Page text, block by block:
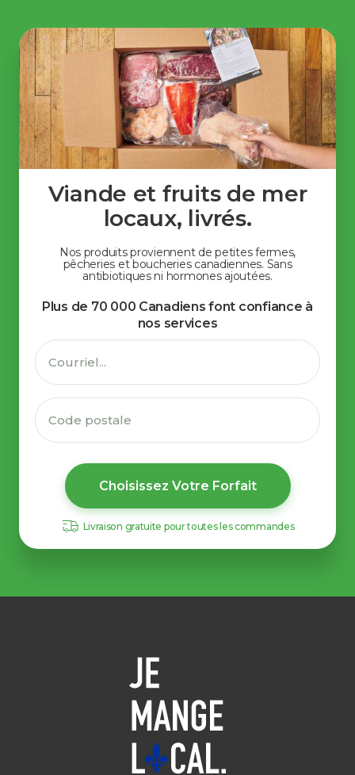
Viande et fruits de mer
locaux, livrés.
Nos produits proviennent de petites fermes,
pêcheries et boucheries canadiennes. Sans
antibiotiques ni hormones ajoutées.
Plus de 70 000 Canadiens font confiance à
nos services
Choisissez Votre Forfait
Livraison gratuite pour toutes les commandes